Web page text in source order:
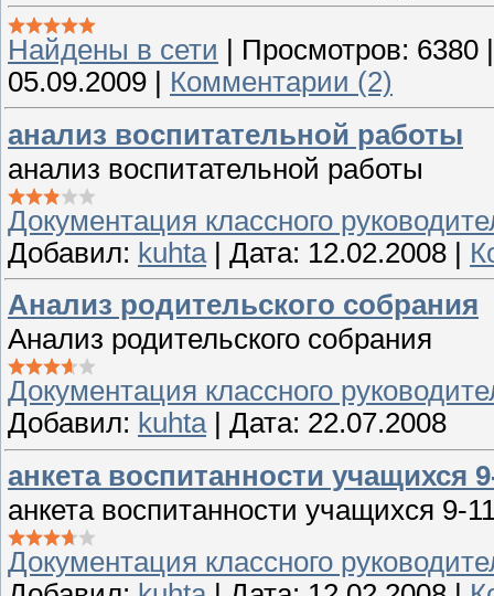
Найдены в сети | Просмотров: 6380
05.09.2009 | Комментарии (2)
анализ воспитательной работы
анализ воспитательной работы
Документация классного
Добавил: kuhta | Дата: 12.02.2008 |
Анализ родительского собрания
Анализ родительского собрания
Документация классного
Добавил: kuhta| Дата: 22.07.2008
анкета воспитанности учащихся
анкета воспитанности учащихся 9-
Документация классного